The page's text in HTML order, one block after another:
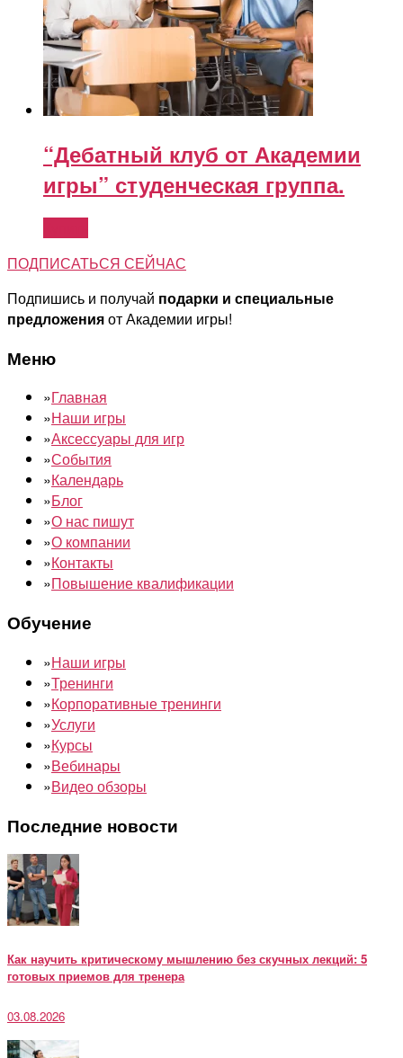
“Дебатный клуб от Академии
игры” студенческая группа.
ПОДПИСАТЬСЯ СЕЙЧАС
Подпишись и получай подарки и специальные
предложенияот Академии игры!
Меню
»Главная
»Наши игры
»Аксессуары для игр
»События
»Календарь
»Блог
»О нас пишут
»О компании
»Контакты
»Повышение квалификации
Обучение
»Наши игры
»Тренинги
»Корпоративные тренинги
»Услуги
»Курсы
»Вебинары
»Видео обзоры
Последние новости
Как научить критическому мышлению без скучных лекций: 5
готовых приемов для тренера
03.08.2026